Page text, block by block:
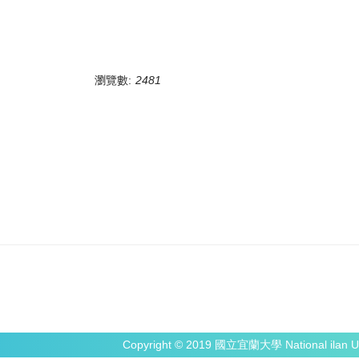
瀏覽數: 2481
Copyright © 2019 國立宜蘭大學 National ilan